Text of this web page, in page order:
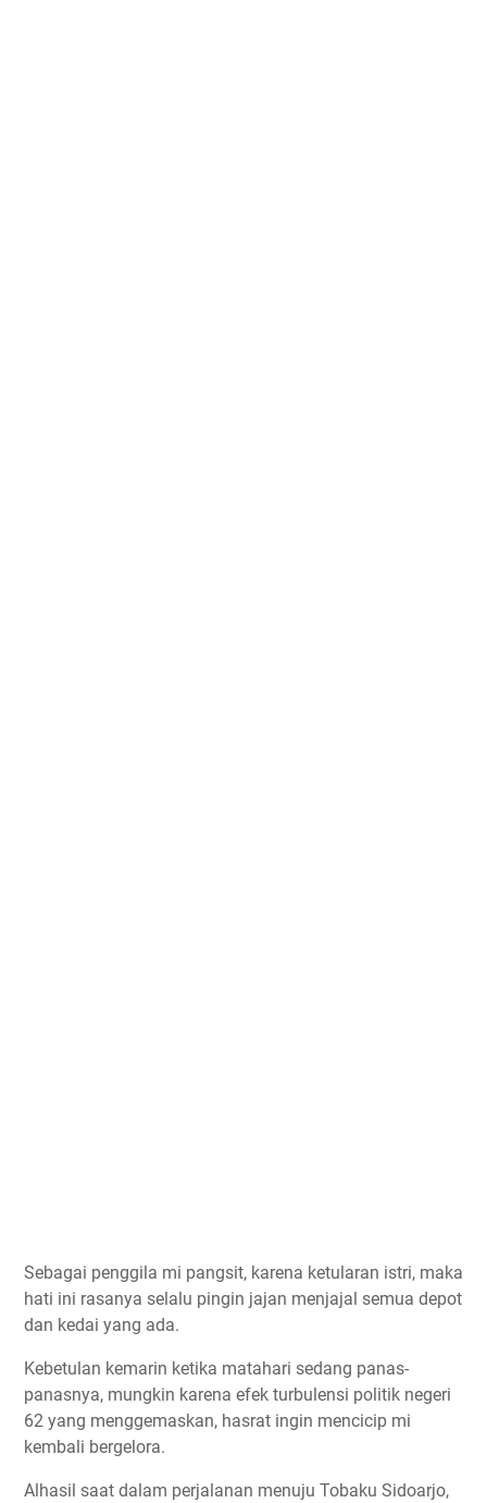
Sebagai penggila mi pangsit, karena ketularan istri, maka
hati ini rasanya selalu pingin jajan menjajal semua depot
dan kedai yang ada.
Kebetulan kemarin ketika matahari sedang panas-
panasnya, mungkin karena efek turbulensi politik negeri
62 yang menggemaskan, hasrat ingin mencicip mi
kembali bergelora.
Alhasil saat dalam perjalanan menuju Tobaku Sidoarjo,